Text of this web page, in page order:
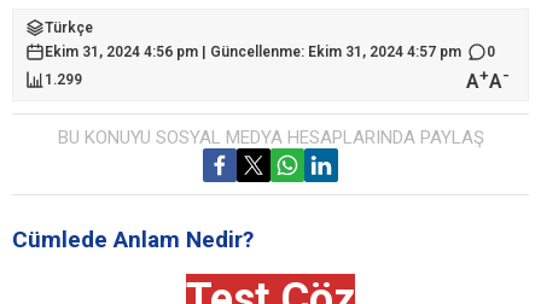
Türkçe
Ekim 31, 2024 4:56 pm | Güncellenme: Ekim 31, 2024 4:57 pm
0
1.299
A+A-
BU KONUYU SOSYAL MEDYA HESAPLARINDA PAYLAŞ
Cümlede Anlam Nedir?